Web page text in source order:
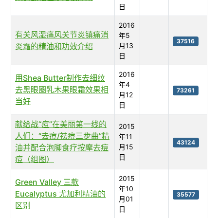
日
有关风湿痛风关节炎镇痛消
炎霜的精油和功效介绍
2016
年5
月13
日
37516
用Shea Butter制作去细纹
去黑眼圈乳木果眼霜效果相
当好
2016
年4
月12
日
73261
献给战“痘”在美丽第一线的
人们：“去痘/祛痘三步曲”精
油并配合泡脚食疗按摩去痘
痘（组图）
2015
年11
月15
日
43124
Green Valley 三款
Eucalyptus 尤加利精油的
区别
2015
年10
月01
日
35577